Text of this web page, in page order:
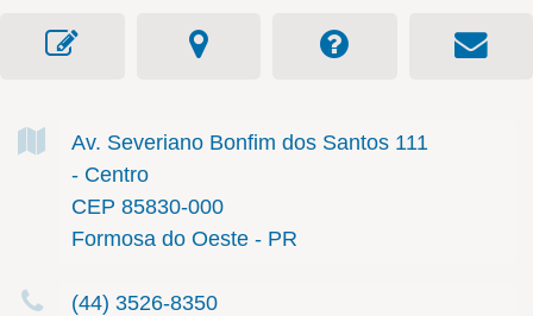
Av. Severiano Bonfim dos Santos 111
- Centro
CEP 85830-000
Formosa do Oeste - PR
(44) 3526-8350